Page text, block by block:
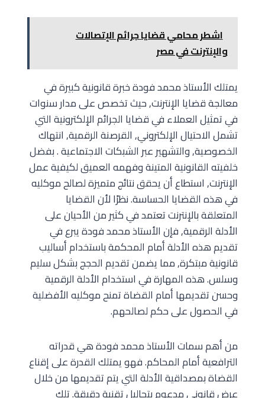
اشطر محامي قضايا جرائم الإتصالات
والإنترنت في مصر
يمتلك الأستاذ محمد فودة خبرة قانونية كبيرة في
معالجة قضايا الإنترنت, حيث تخصص على مدار سنوات
في تمثيل العملاء في قضايا الجرائم الإلكترونية التي
تشمل الاحتيال الإلكتروني, القرصنة الرقمية, انتهاك
الخصوصية, والتشهير عبر الشبكات الاجتماعية . بفضل
خلفيته القانونية المتينة وفهمه العميق لكيفية عمل
الإنترنت, استطاع أن يحقق نتائج متميزة لصالح موكليه
في هذه القضايا الحساسة. نظرًا لأن القضايا
المتعلقة بالإنترنت تعتمد في كثير من الأحيان على
الأدلة الرقمية, فإن الأستاذ محمد فودة يبرع في
تقديم هذه الأدلة أمام المحكمة باستخدام أساليب
قانونية مبتكرة, مما يضمن تقديم الحجج بشكل سليم
وسلس. هذه المهارة في استخدام الأدلة الرقمية
وحسن تقديمها أمام القضاة تمنح موكليه الأفضلية
في الحصول على حكم لصالحهم.
من أهم سمات الأستاذ محمد فودة هي قدراته
الترافعية أمام المحاكم. فهو يمتلك القدرة على إقناع
القضاة بمصداقية الأدلة التي يتم تقديمها من خلال
عرض قانوني مدعوم بتحاليل تقنية دقيقة. تلك